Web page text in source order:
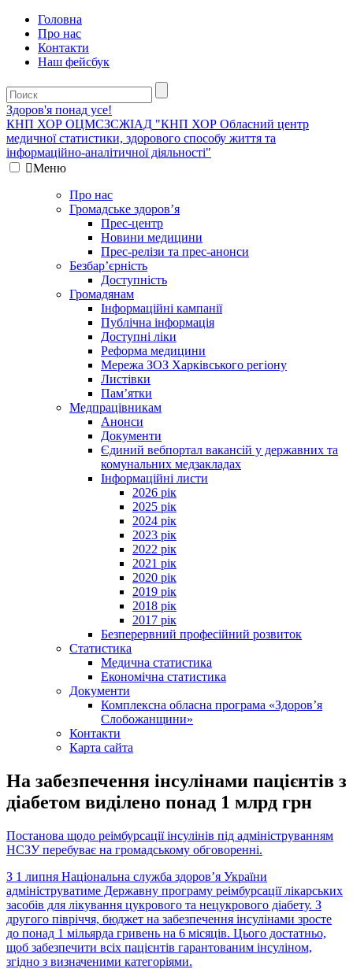
Головна
Про нас
Контакти
Наш фейсбук
Здоров'я понад усе!
КНП ХОР ОЦМСЗСЖIАД "КНП ХОР Обласний центр
медичної статистики, здорового способу життя та
інформаційно-аналітичної діяльності"
Меню
Про нас
Громадське здоров’я
Прес-центр
Новини медицини
Прес-релізи та прес-анонси
Безбар’єрність
Доступність
Громадянам
Інформаційні кампанії
Публічна інформація
Доступні ліки
Реформа медицини
Мережа ЗОЗ Харківського регіону
Листівки
Пам’ятки
Медпрацівникам
Анонси
Документи
Єдиний вебпортал вакансій у державних та
комунальних медзакладах
Інформаційні листи
2026 рік
2025 рік
2024 рік
2023 рік
2022 рік
2021 рік
2020 рік
2019 рік
2018 рік
2017 рік
Безперервний професійний розвиток
Статистика
Медична статистика
Економічна статистика
Документи
Комплексна обласна програма «Здоров’я
Слобожанщини»
Контакти
Карта сайта
На забезпечення інсулінами пацієнтів з
діабетом виділено понад 1 млрд грн
Постанова щодо реімбурсації інсулінів під адмініструванням
НСЗУ перебуває на громадському обговоренні.
З 1 липня Національна служба здоров’я України
адмініструватиме Державну програму реімбурсації лікарських
засобів для лікування цукрового та нецукрового діабету. З
другого півріччя, бюджет на забезпечення інсулінами зросте
до понад 1 мільярда гривень на 6 місяців. Цього достатньо,
щоб забезпечити всіх пацієнтів гарантованим інсуліном,
згідно з визначеними категоріями.